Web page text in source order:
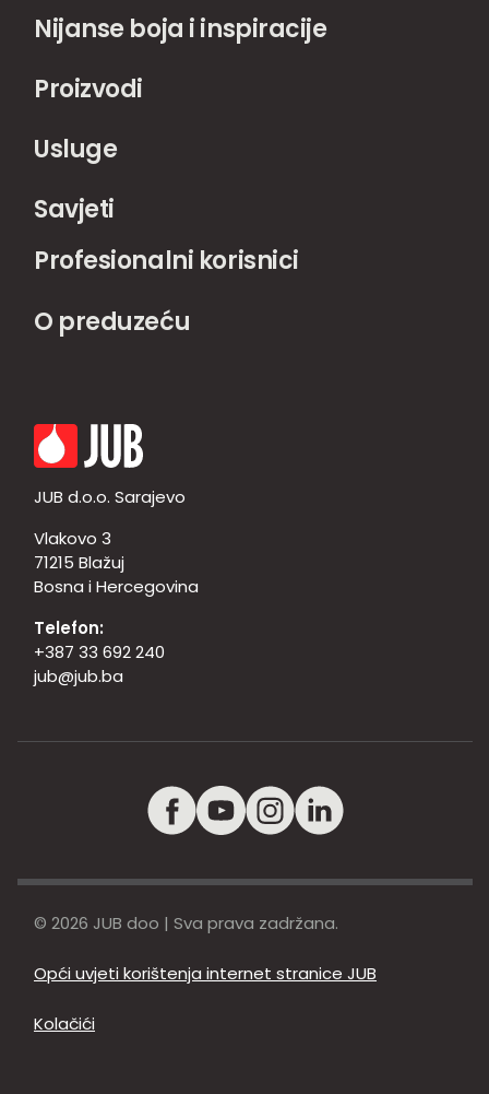
Nijanse boja i inspiracije
Proizvodi
Usluge
Savjeti
Profesionalni korisnici
O preduzeću
JUB d.o.o. Sarajevo
Vlakovo 3
71215 Blažuj
Bosna i Hercegovina
Telefon:
+387 33 692 240
jub@jub.ba
© 2026 JUB doo | Sva prava zadržana.
Opći uvjeti korištenja internet stranice JUB
Kolačići